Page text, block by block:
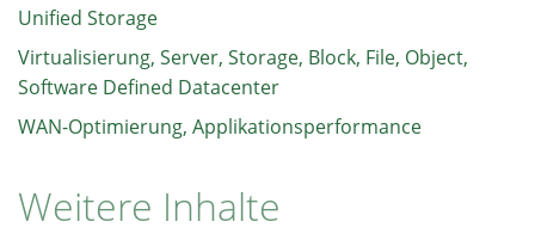
Unified Storage
Virtualisierung, Server, Storage, Block, File, Object,
Software Defined Datacenter
WAN-Optimierung, Applikationsperformance
Weitere Inhalte